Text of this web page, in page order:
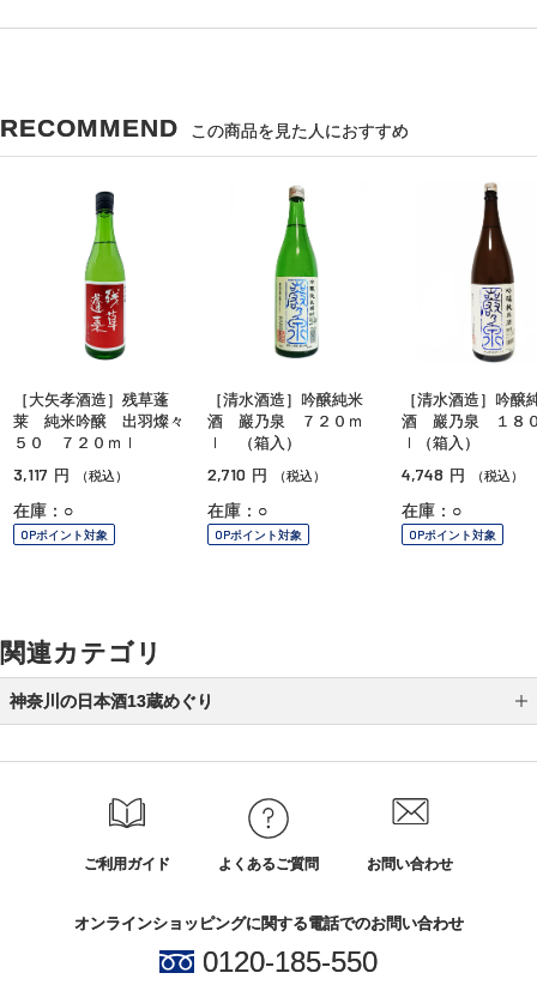
RECOMMEND この商品を見た人におすすめ
［大矢孝酒造］残草蓬
莱 純米吟醸 出羽燦々
５０ ７２０ｍｌ
3,117 円 （税込）
在庫：○
OPポイント対象
［清水酒造］吟醸純米
酒 巖乃泉 ７２０ｍ
ｌ （箱入）
2,710 円 （税込）
在庫：○
OPポイント対象
［清水酒造］吟醸
酒 巖乃泉 １８
ｌ（箱入）
4,748 円 （税込）
在庫：○
OPポイント対象
関連カテゴリ
神奈川の日本酒13蔵めぐり
泉橋酒造
ご利用ガイド よくあるご質問 お問い合わせ
オンラインショッピングに関する電話でのお問い合わせ
0120-185-550